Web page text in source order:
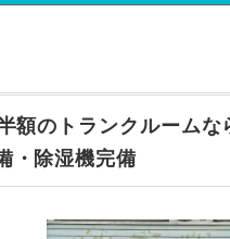
額のトランクルームな
・除湿機完備